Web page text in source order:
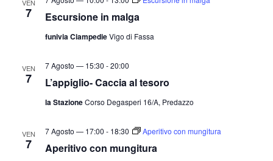
VEN
7 Escursione in malga
funivia CiampedieVigo di Fassa
VEN
7 L’appiglio- Caccia al tesoro
7 Agosto — 15:30 -20:00
la StazioneCorso Degasperi 16/A, Predazzo
VEN
7 Aperitivo con mungitura
7 Agosto — 17:00 - 18:30 Aperitivo con mungitura